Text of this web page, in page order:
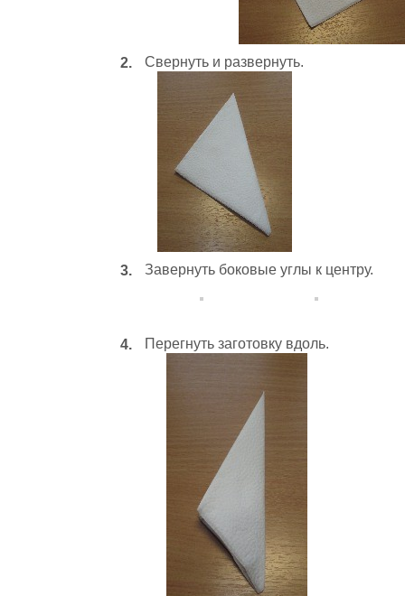
Свернуть и развернуть.
Завернуть боковые углы к центру.
Перегнуть заготовку вдоль.